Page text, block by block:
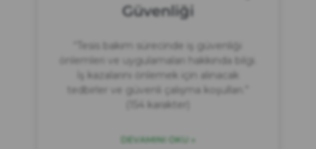
Güvenliği
“Tesis bakım sürecinde iş güvenliği
önlemleri ve uygulamaları hakkında bilgi.
İş kazalarını önlemek için alınacak
tedbirler ve güvenli çalışma koşulları.”
(154 karakter)
DEVAMINI OKU »